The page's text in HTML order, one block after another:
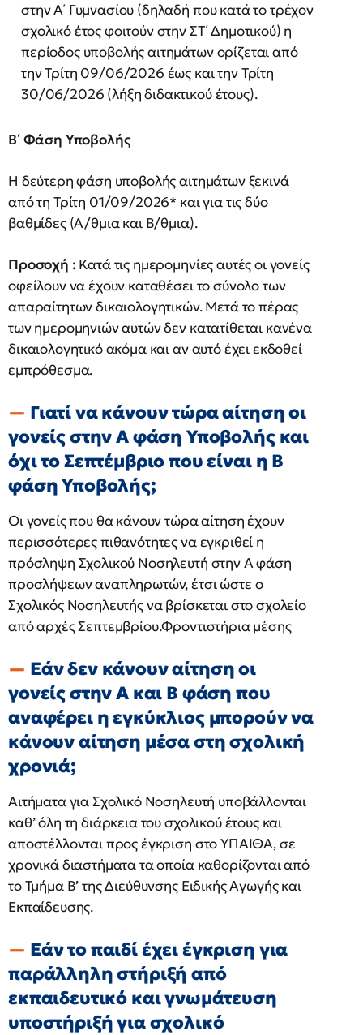
στην Α΄ Γυμνασίου (δηλαδή που κατά το τρέχον
σχολικό έτος φοιτούν στην ΣΤ΄ Δημοτικού) η
περίοδος υποβολής αιτημάτων ορίζεται από
την Τρίτη 09/06/2026 έως και την Τρίτη
30/06/2026 (λήξη διδακτικού έτους).
Β΄ Φάση Υποβολής
Η δεύτερη φάση υποβολής αιτημάτων ξεκινά
από τη Τρίτη 01/09/2026* και για τις δύο
βαθμίδες (Α/θμια και Β/θμια).
Προσοχή : Κατά τις ημερομηνίες αυτές οι γονείς
οφείλουν να έχουν καταθέσει το σύνολο των
απαραίτητων δικαιολογητικών. Μετά το πέρας
των ημερομηνιών αυτών δεν κατατίθεται κανένα
δικαιολογητικό ακόμα και αν αυτό έχει εκδοθεί
εμπρόθεσμα.
Γιατί να κάνουν τώρα αίτηση οι
γονείς στην Α φάση Υποβολής και
όχι το Σεπτέμβριο που είναι η Β
φάση Υποβολής;
Οι γονείς που θα κάνουν τώρα αίτηση έχουν
περισσότερες πιθανότητες να εγκριθεί η
πρόσληψη Σχολικού Νοσηλευτή στην Α φάση
προσλήψεων αναπληρωτών, έτσι ώστε ο
Σχολικός Νοσηλευτής να βρίσκεται στο σχολείο
από αρχές Σεπτεμβρίου.Φροντιστήρια μέσης
Εάν δεν κάνουν αίτηση οι
γονείς στην Α και Β φάση που
αναφέρει η εγκύκλιος μπορούν να
κάνουν αίτηση μέσα στη σχολική
χρονιά;
Αιτήματα για Σχολικό Νοσηλευτή υποβάλλονται
καθ’ όλη τη διάρκεια του σχολικού έτους και
αποστέλλονται προς έγκριση στο ΥΠΑΙΘΑ, σε
χρονικά διαστήματα τα οποία καθορίζονται από
το Τμήμα Β’ της Διεύθυνσης Ειδικής Αγωγής και
Εκπαίδευσης.
Εάν το παιδί έχει έγκριση για
παράλληλη στήριξή από
εκπαιδευτικό και γνωμάτευση
υποστήριξή για σχολικό